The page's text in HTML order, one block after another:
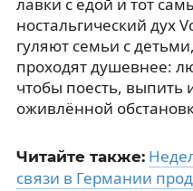
ностальгический дух
гуляют семьи с
проходят душевнее:
чтобы поесть, выпить
оживлённой
Читайте также:
связи в Германии